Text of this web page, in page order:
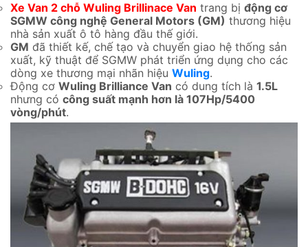
Xe Van 2 chỗ Wuling Brillinace Van trang bị động cơ
SGMW công nghệ General Motors (GM) thương hiệu
nhà sản xuất ô tô hàng đầu thế giới.
GM đã thiết kế, chế tạo và chuyển giao hệ thống sản
xuất, kỹ thuật để SGMW phát triển ứng dụng cho các
dòng xe thương mại nhãn hiệu Wuling.
Động cơ Wuling Brilliance Van có dung tích là 1.5L
nhưng có công suất mạnh hơn là 107Hp/5400
vòng/phút.